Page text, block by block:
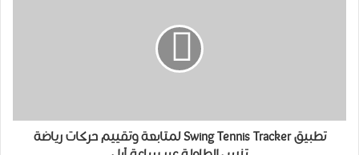
تطبيق Swing Tennis Tracker لمتابعة وتقييم حركات رياضة